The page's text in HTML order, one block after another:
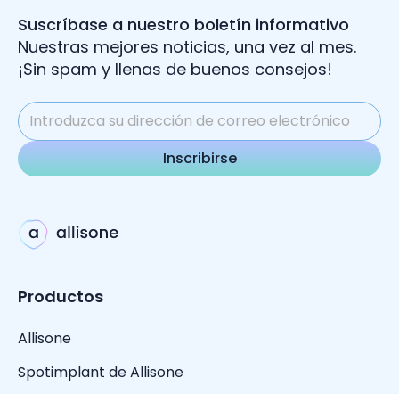
Suscríbase a nuestro boletín informativo
Nuestras mejores noticias, una vez al mes.
¡Sin spam y llenas de buenos consejos!
Productos
Allisone
Spotimplant de Allisone